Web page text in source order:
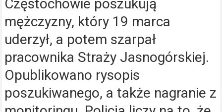
Częstochowie poszukują
mężczyzny, który 19 marca
uderzył, a potem szarpał
pracownika Straży Jasnogórskiej.
Opublikowano rysopis
poszukiwanego, a także nagranie z